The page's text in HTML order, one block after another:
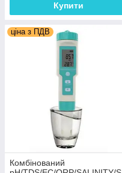
Купити
ціна з ПДВ
Комбінований